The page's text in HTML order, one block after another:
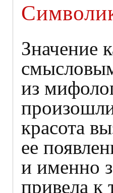
Значение
из
красота
ее
и именно
привела